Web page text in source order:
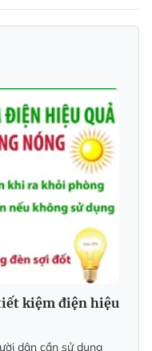
kiệm điện hiệu
dân cần sử dụng